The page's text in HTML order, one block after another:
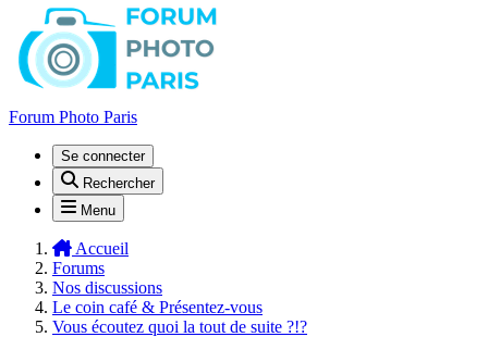
Forum Photo Paris
Se connecter
Rechercher
Menu
Accueil
Forums
Nos discussions
Le coin café & Présentez-vous
Vous écoutez quoi la tout de suite ?!?